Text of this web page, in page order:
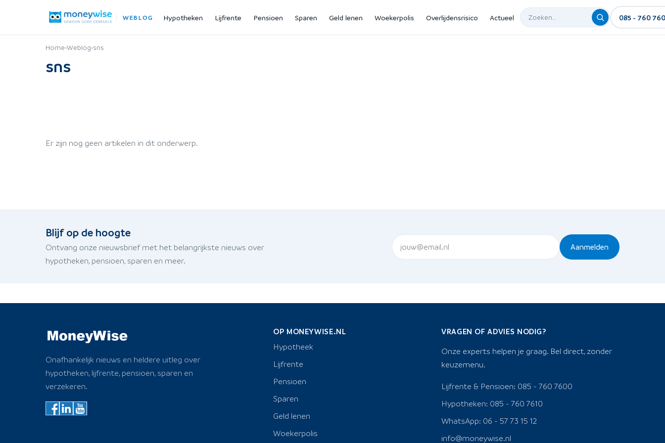
WEBLOG Hypotheken Lijfrente Pensioen Sparen Geld lenen Woekerpolis Overlijdensrisico Actueel 085 - 760
Home›Weblog›sns
sns
Er zijn nog geen artikelen in dit onderwerp.
Blijf op de hoogte
Ontvang onze nieuwsbrief met het belangrijkste nieuws over
hypotheken, pensioen, sparen en meer.
Aanmelden
Onafhankelijk nieuws en heldere uitleg over
hypotheken, lijfrente, pensioen, sparen en
verzekeren.
OP MONEYWISE.NL
Hypotheek
Lijfrente
Pensioen
Sparen
Geld lenen
Woekerpolis
VRAGEN OF ADVIES NODIG?
Onze experts helpen je graag. Bel direct, zonder
keuzemenu.
Lijfrente & Pensioen: 085 - 760 7600
Hypotheken: 085 - 760 7610
WhatsApp: 06 - 57 73 15 12
info@moneywise.nl